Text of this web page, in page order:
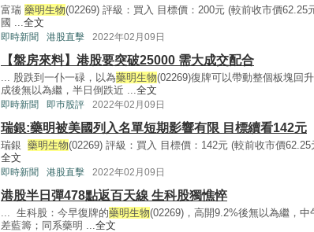
富瑞 藥明生物(02269) 評級：買入 目標價：200元 (較前收市價62.25
國 ...全文
即時新聞 港股直擊 2022年02月09日
【盤房來料】港股要突破25000 需大成交配合
... 股跌到一仆一碌，以為藥明生物(02269)復牌可以帶動整個板塊回
成後無以為繼，半日倒跌近 ...全文
即時新聞 即巿股評 2022年02月09日
瑞銀:藥明被美國列入名單短期影響有限 目標續看142元
瑞銀 藥明生物(02269) 評級：買入 目標價：142元 (較前收市價
全文
即時新聞 港股直擊 2022年02月09日
港股半日彈478點返百天線 生科股獨憔悴
... 生科股：今早復牌的藥明生物(02269)，高開9.2%後無以為繼，
差藍籌；同系藥明 ...全文